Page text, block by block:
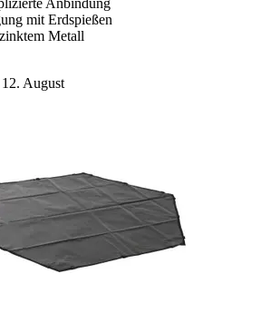
Anbindung
mit Erdspießen
Metall
August